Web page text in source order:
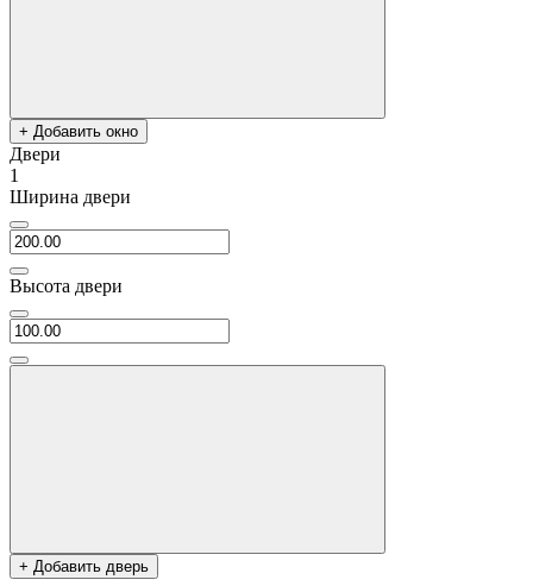
+ Добавить окно
Двери
1
Ширина двери
Высота двери
+ Добавить дверь